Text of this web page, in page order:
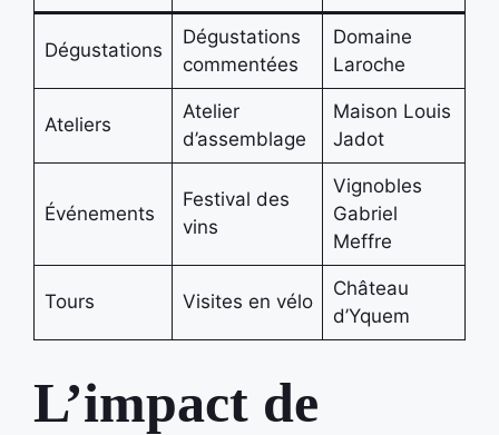
Dégustations
Dégustations
commentées
Domaine
Laroche
Ateliers
Atelier
d’assemblage
Maison Louis
Jadot
Événements
Festival des
vins
Vignobles
Gabriel
Meffre
Tours Visites en vélo
Château
d’Yquem
L’impact de